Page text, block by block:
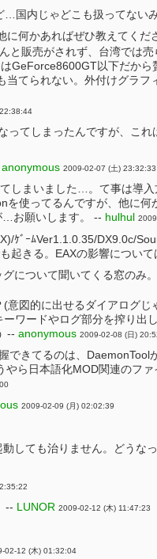
…国内じゃどこも扱ってない
に何かあればぜひ教えてくだ
と販売がされず、台湾では
GeForce8600GT以下だか
てられない。外付けグラ
てしまったんですが、こ
anonymous 2009-02-07 (土) 23:32:33
しまいました…。て事は導
使ってるんですが、他に
…お願いします。 -- hulhul
ｹﾞｰﾑVer1.1.0.35/DX9.0c/
起きる。EAXの影響につい
について聞いてくる窓のみ
図的に出せるダイアログ
ワードやログ部分を搾り出
-- anonymous 2009-02-08 (日)
きてるのは、
ら日本語化MOD関連のフ
2009-02-09 (月) 02:02:39
しても治りません。どうな
-- LUNOR 2009-02-12 (木) 11:47:23
02-12 (木) 01:32:04